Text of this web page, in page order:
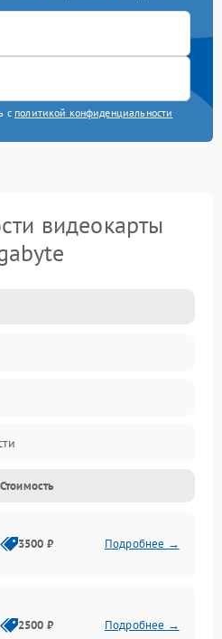
с политикой конфиденциальности
видеокарты
проблемы
Стоимость
3500 ₽ Подробнее →
2500 ₽ Подробнее →